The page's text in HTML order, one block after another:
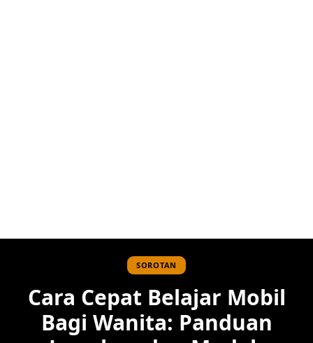
SOROTAN
Cara Cepat Belajar Mobil
Bagi Wanita: Panduan